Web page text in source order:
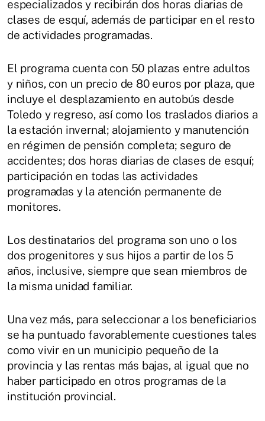
especializados y recibirán dos horas diarias de
clases de esquí, además de participar en el resto
de actividades programadas.
El programa cuenta con 50 plazas entre adultos
y niños, con un precio de 80 euros por plaza, que
incluye el desplazamiento en autobús desde
Toledo y regreso, así como los traslados diarios a
la estación invernal; alojamiento y manutención
en régimen de pensión completa; seguro de
accidentes; dos horas diarias de clases de esquí;
participación en todas las actividades
programadas y la atención permanente de
monitores.
Los destinatarios del programa son uno o los
dos progenitores y sus hijos a partir de los 5
años, inclusive, siempre que sean miembros de
la misma unidad familiar.
Una vez más, para seleccionar a los beneficiarios
se ha puntuado favorablemente cuestiones tales
como vivir en un municipio pequeño de la
provincia y las rentas más bajas, al igual que no
haber participado en otros programas de la
institución provincial.